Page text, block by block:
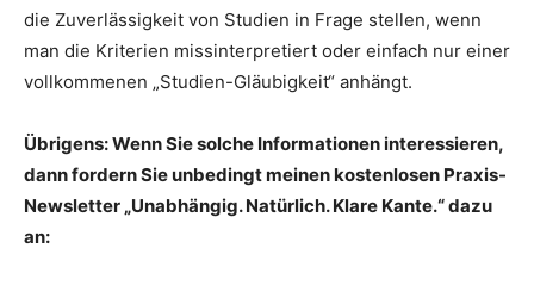
die Zuverlässigkeit von Studien in Frage stellen, wenn
man die Kriterien missinterpretiert oder einfach nur einer
vollkommenen „Studien-Gläubigkeit“ anhängt.
Übrigens: Wenn Sie solche Informationen interessieren,
dann fordern Sie unbedingt meinen kostenlosen Praxis-
Newsletter „Unabhängig. Natürlich. Klare Kante.“ dazu
an: